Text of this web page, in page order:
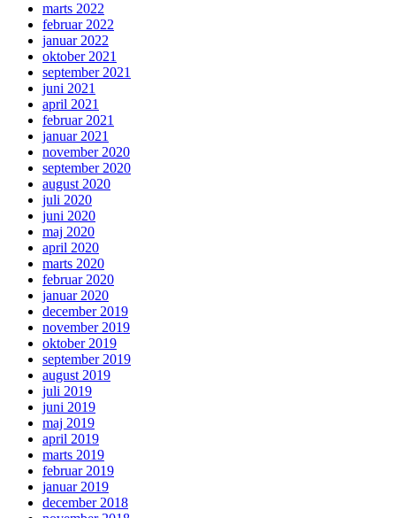
marts 2022
februar 2022
januar 2022
oktober 2021
september 2021
juni 2021
april 2021
februar 2021
januar 2021
november 2020
september 2020
august 2020
juli 2020
juni 2020
maj 2020
april 2020
marts 2020
februar 2020
januar 2020
december 2019
november 2019
oktober 2019
september 2019
august 2019
juli 2019
juni 2019
maj 2019
april 2019
marts 2019
februar 2019
januar 2019
december 2018